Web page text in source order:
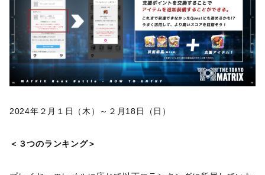
2024年２月１日（木）～２月18日（日）
＜３つのランキング＞